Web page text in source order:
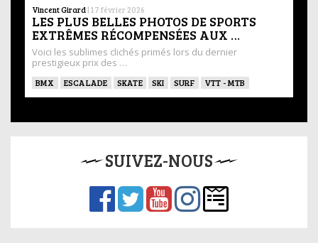
Vincent Girard | 17 février 2026
LES PLUS BELLES PHOTOS DE SPORTS
EXTRÊMES RÉCOMPENSÉES AUX …
Voici les sublimes clichés primés lors du dernier
prestigieux prix des …
BMX ESCALADE SKATE SKI SURF VTT - MTB
SUIVEZ-NOUS